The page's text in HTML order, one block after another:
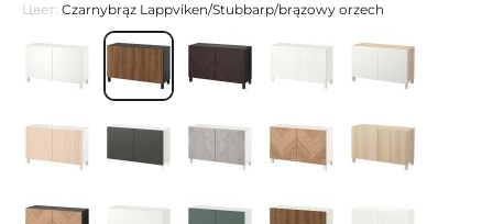
Цвет: Czarnybrąz Lappviken/Stubbarp/brązowy orzech